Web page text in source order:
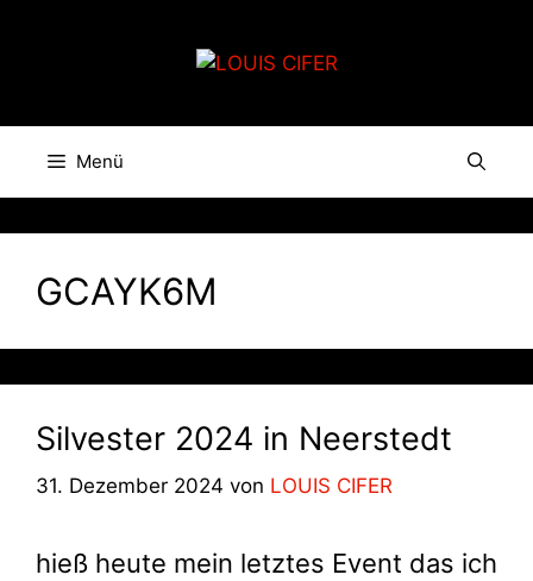
Menü
GCAYK6M
Silvester 2024 in Neerstedt
31. Dezember 2024 von LOUIS CIFER
hieß heute mein letztes Event das ich